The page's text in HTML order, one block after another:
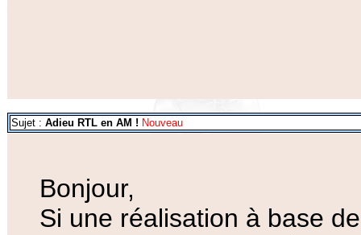
Sujet : Adieu RTL en AM ! Nouveau
Bonjour,
Si une réalisation à base